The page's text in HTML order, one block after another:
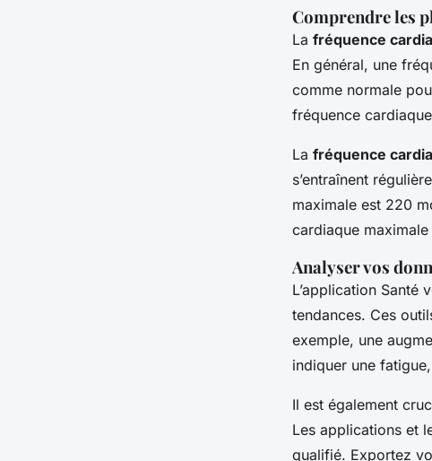
Comprendre les
La fréquence
En général, une
comme normale
fréquence
La fréquence
s’entraînent
maximale est 220
cardiaque
Analyser vos
L’application Santé
tendances. Ces
exemple, une
indiquer une
Il est également
Les applications et
qualifié. Exportez